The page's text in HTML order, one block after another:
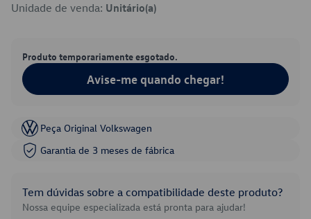
Unidade de venda: Unitário(a)
Produto temporariamente esgotado.
Avise-me quando chegar!
Peça Original Volkswagen
Garantia de 3 meses de fábrica
Tem dúvidas sobre a compatibilidade deste produto?
Nossa equipe especializada está pronta para ajudar!